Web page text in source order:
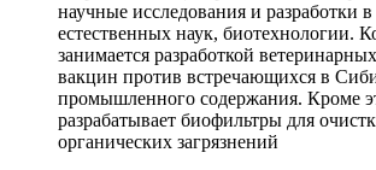
научные исследования и разработки в
естественных наук, биотехнологии.
занимается разработкой
вакцин против встречающихся в
промышленного содержания. Кроме
разрабатывает биофильтры для
органических загрязнений